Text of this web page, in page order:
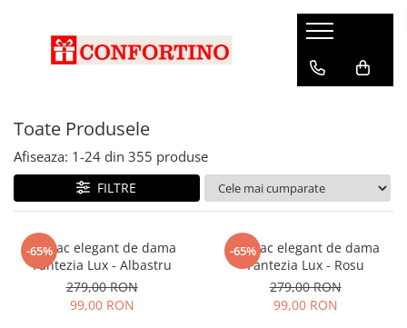
Toate Produsele
Afiseaza: 1-24 din 355 produse
FILTRE
-65%
Rucsac elegant de dama
Fantezia Lux - Albastru
279,00 RON
99,00 RON
-65%
Rucsac elegant de dama
Fantezia Lux - Rosu
279,00 RON
99,00 RON